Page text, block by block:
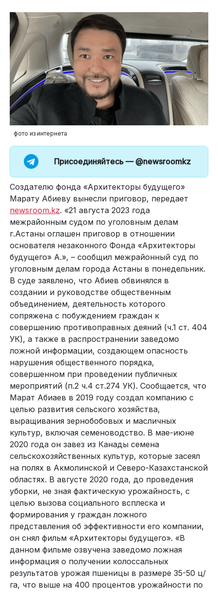
фото из интернета
Присоединяйтесь — @newsroomkz
Создателю фонда «Архитекторы будущего»
Марату Абиеву вынесли приговор, передает
newsroom.kz. «21 августа 2023 года
межрайонным судом по уголовным делам
г.Астаны оглашен приговор в отношении
основателя незаконного Фонда «Архитекторы
будущего» А.», – сообщил межрайонный суд по
уголовным делам города Астаны в понедельник.
В суде заявлено, что Абиев обвинялся в
создании и руководстве общественным
объединением, деятельность которого
сопряжена с побуждением граждан к
совершению противоправных деяний (ч.1 ст. 404
УК), а также в распространении заведомо
ложной информации, создающем опасность
нарушения общественного порядка,
совершенном при проведении публичных
мероприятий (п.2 ч.4 ст.274 УК). Сообщается, что
Марат Абиаев в 2019 году создал компанию с
целью развития сельского хозяйства,
выращивания зернобобовых и масличных
культур, включая семеноводство. В мае-июне
2020 года он завез из Канады семена
сельскохозяйственных культур, которые засеял
на полях в Акмолинской и Северо-Казахстанской
областях. В августе 2020 года, до проведения
уборки, не зная фактическую урожайность, с
целью вызова социального всплеска и
формирования у граждан ложного
представления об эффективности его компании,
он снял фильм «Архитекторы будущего». «В
данном фильме озвучена заведомо ложная
информация о получении колоссальных
результатов урожая пшеницы в размере 35-50 ц/
га, что выше на 400 процентов урожайности по